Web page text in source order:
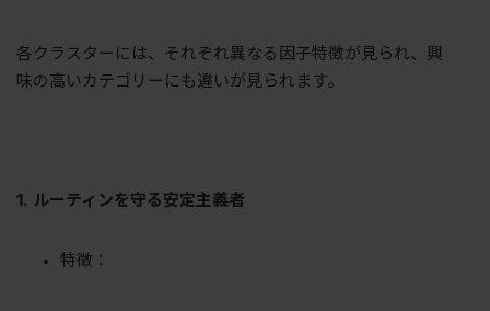
各クラスターには、それぞれ異なる因子特徴が見られ、興
味の高いカテゴリーにも違いが見られます。
1. ルーティンを守る安定主義者
特徴：